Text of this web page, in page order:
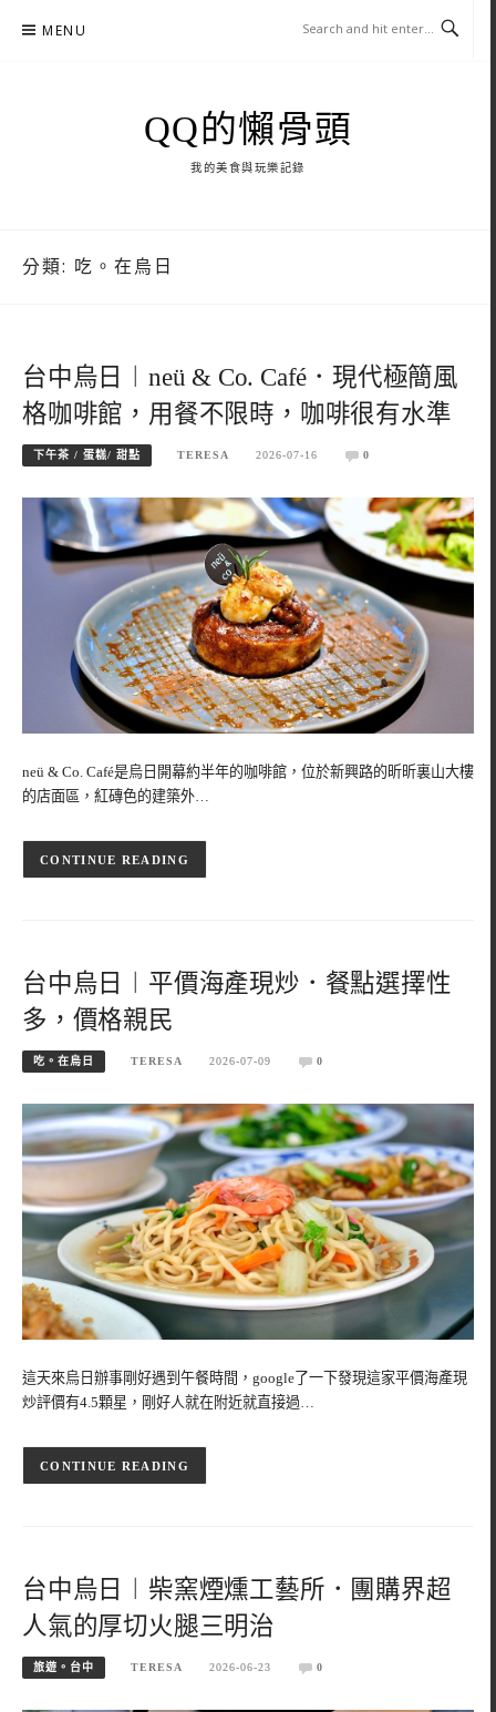
MENU
QQ的懶骨頭
我的美食與玩樂記錄
分類: 吃。在烏日
台中烏日︱neü & Co. Café．現代極簡風
格咖啡館，用餐不限時，咖啡很有水準
下午茶 / 蛋糕/ 甜點 TERESA 2026-07-16 0
neü & Co. Café是烏日開幕約半年的咖啡館，位於新興路的昕昕裏山大樓
的店面區，紅磚色的建築外…
CONTINUE READING
台中烏日︱平價海產現炒．餐點選擇性
多，價格親民
吃。在烏日 TERESA 2026-07-09 0
這天來烏日辦事剛好遇到午餐時間，google了一下發現這家平價海產現
炒評價有4.5顆星，剛好人就在附近就直接過…
CONTINUE READING
台中烏日︱柴窯煙燻工藝所．團購界超
人氣的厚切火腿三明治
旅遊。台中 TERESA 2026-06-23 0